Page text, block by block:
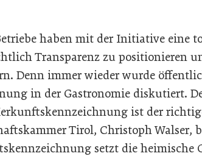
haben mit der Initiative eine
Transparenz zu positionieren
Denn immer wieder wurde
in der Gastronomie diskutiert.
ist der
Tirol, Christoph Walser,
setzt die heimische